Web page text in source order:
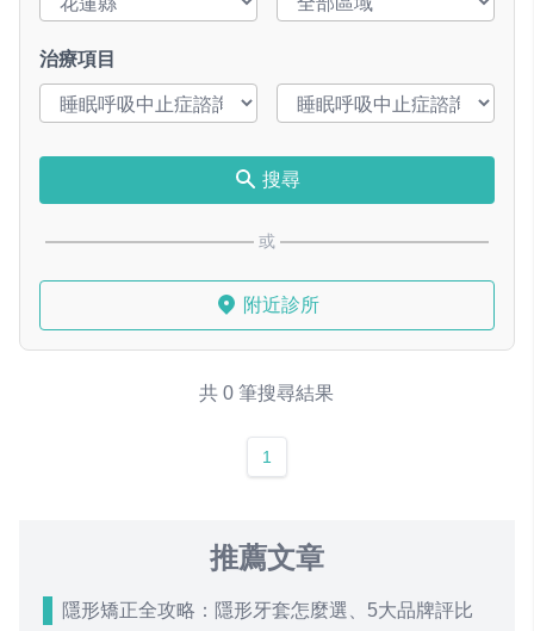
治療項目
搜尋
或
附近診所
共 0 筆搜尋結果
1
推薦文章
隱形矯正全攻略：隱形牙套怎麼選、5大品牌評比